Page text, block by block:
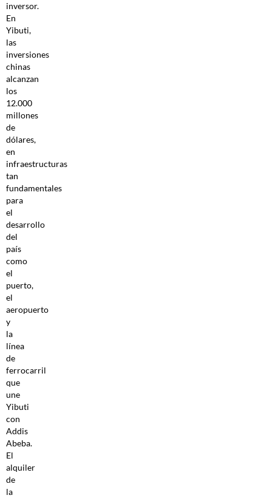
inversor.
En
Yibuti,
las
inversiones
chinas
alcanzan
los
12.000
millones
de
dólares,
en
infraestructuras
tan
fundamentales
para
el
desarrollo
del
país
como
el
puerto,
el
aeropuerto
y
la
línea
de
ferrocarril
que
une
Yibuti
con
Addis
Abeba.
El
alquiler
de
la